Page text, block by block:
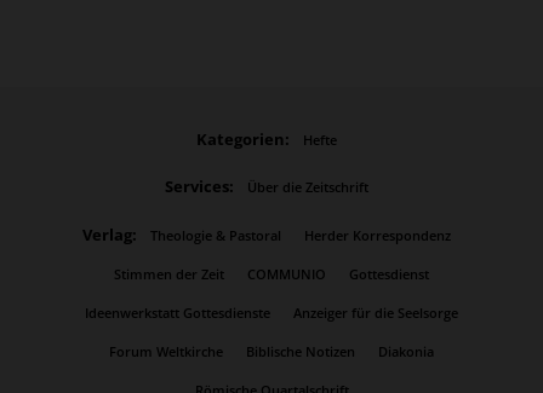
Kategorien: Hefte
Services: Über die Zeitschrift
Verlag: Theologie & Pastoral Herder Korrespondenz
Stimmen der Zeit COMMUNIO Gottesdienst
Ideenwerkstatt Gottesdienste Anzeiger für die Seelsorge
Forum Weltkirche Biblische Notizen Diakonia